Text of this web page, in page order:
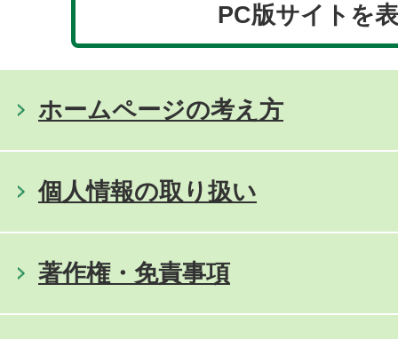
PC版サイトを
ホームページの考え方
個人情報の取り扱い
著作権・免責事項